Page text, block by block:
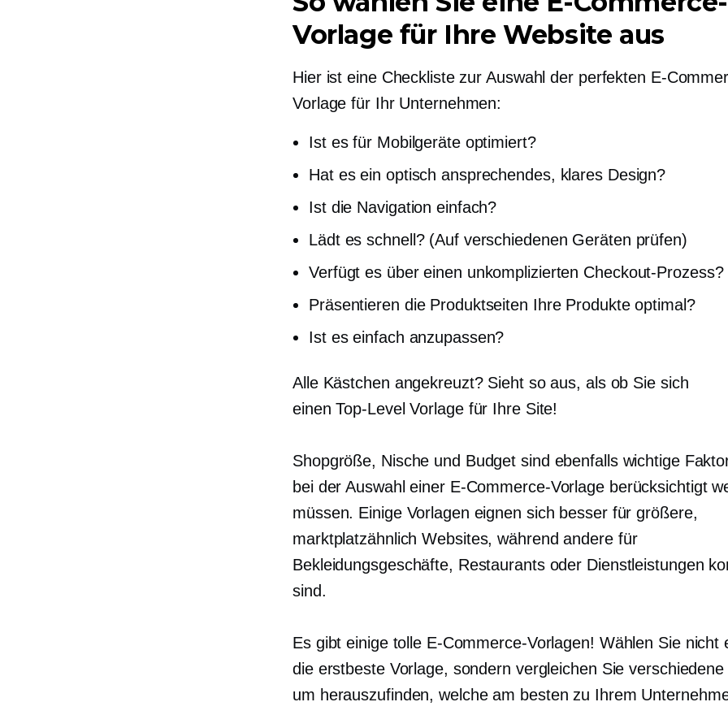
Vorlage für Ihre Website aus
Hier ist eine Checkliste zur Auswahl der perfekten E-
Vorlage für Ihr Unternehmen:
Ist es für Mobilgeräte optimiert?
Hat es ein optisch ansprechendes, klares Design?
Ist die Navigation einfach?
Lädt es schnell? (Auf verschiedenen Geräten prüfen)
Verfügt es über einen unkomplizierten Checkout-Prozess?
Präsentieren die Produktseiten Ihre Produkte optimal?
Ist es einfach anzupassen?
Alle Kästchen angekreuzt? Sieht so aus, als ob Sie sich
einenTop-Level Vorlage für Ihre Site!
Shopgröße, Nische und Budget sind ebenfalls wichtige
bei der Auswahl einer E-Commerce-Vorlage berücksichtigt
müssen. Einige Vorlagen eignen sich besser für größere,
marktplatzähnlich Websites, während andere für
Bekleidungsgeschäfte, Restaurants oder Dienstleistungen
sind.
Es gibt einige tolle E-Commerce-Vorlagen! Wählen Sie nicht
die erstbeste Vorlage, sondern vergleichen Sie verschiedene
um herauszufinden, welche am besten zu Ihrem